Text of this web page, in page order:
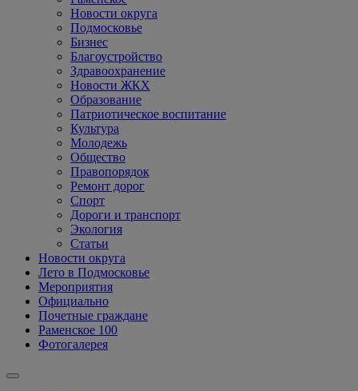
Новости округа
Подмосковье
Бизнес
Благоустройство
Здравоохранение
Новости ЖКХ
Образование
Патриотическое воспитание
Культура
Молодежь
Общество
Правопорядок
Ремонт дорог
Спорт
Дороги и транспорт
Экология
Статьи
Новости округа
Лето в Подмосковье
Мероприятия
Официально
Почетные граждане
Раменское 100
Фотогалерея